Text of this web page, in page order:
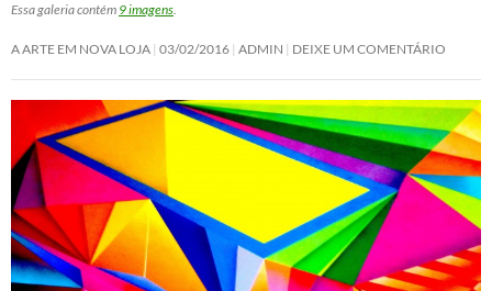
Essa galeria contém 9 imagens.
A ARTE EM NOVA LOJA 03/02/2016 ADMIN DEIXE UM COMENTÁRIO